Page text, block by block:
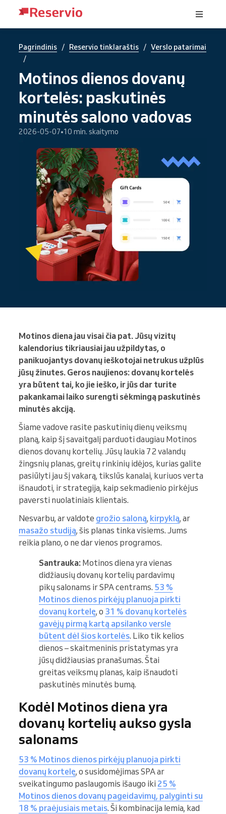
Pagrindinis / Reservio tinklaraštis / Verslo patarimai
/
Motinos dienos dovanų
kortelės: paskutinės
minutės salono vadovas
2026-05-07 10 min. skaitymo
Motinos diena jau visai čia pat. Jūsų vizitų
kalendorius tikriausiai jau užpildytas, o
panikuojantys dovanų ieškotojai netrukus užplūs
jūsų žinutes. Geros naujienos: dovanų kortelės
yra būtent tai, ko jie ieško, ir jūs dar turite
pakankamai laiko surengti sėkmingą paskutinės
minutės akciją.
Šiame vadove rasite paskutinių dienų veiksmų
planą, kaip šį savaitgalį parduoti daugiau Motinos
dienos dovanų kortelių. Jūsų laukia 72 valandų
žingsnių planas, greitų rinkinių idėjos, kurias galite
pasiūlyti jau šį vakarą, tikslūs kanalai, kuriuos verta
išnaudoti, ir strategija, kaip sekmadienio pirkėjus
paversti nuolatiniais klientais.
Nesvarbu, ar valdote grožio saloną, kirpyklą, ar
masažo studiją, šis planas tinka visiems. Jums
reikia plano, o ne dar vienos programos.
Santrauka: Motinos diena yra vienas
didžiausių dovanų kortelių pardavimų
pikų salonams ir SPA centrams. 53 %
Motinos dienos pirkėjų planuoja pirkti
dovanų kortelę, o 31 % dovanų kortelės
gavėjų pirmą kartą apsilanko versle
būtent dėl šios kortelės. Liko tik kelios
dienos – skaitmeninis pristatymas yra
jūsų didžiausias pranašumas. Štai
greitas veiksmų planas, kaip išnaudoti
paskutinės minutės bumą.
Kodėl Motinos diena yra
dovanų kortelių aukso gysla
salonams
53 % Motinos dienos pirkėjų planuoja pirkti
dovanų kortelę, o susidomėjimas SPA ar
sveikatingumo paslaugomis išaugo iki 25 %
Motinos dienos dovanų pageidavimų, palyginti su
18 % praėjusiais metais. Ši kombinacija lemia, kad